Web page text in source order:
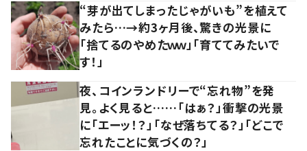
“芽が出てしまったじゃがいも”を植えて
みたら…→約3ヶ月後、驚きの光景に
「捨てるのやめたｗｗ」「育ててみたいで
す！」
夜、コインランドリーで“忘れ物”を発
見。よく見ると……「はぁ？」衝撃の光景
に「エーッ！？」「なぜ落ちてる？」「どこで
忘れたことに気づくの？」